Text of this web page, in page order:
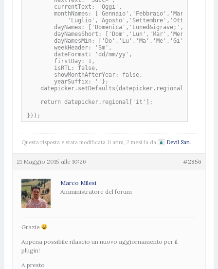
        currentText: 'Oggi',
monthNames:
dayNames:
dayNamesShort:
dayNamesMin:
        weekHeader: 'Sm',
        dateFormat: 'dd/mm/yy',
        firstDay: 1,
        isRTL: false,
        showMonthAfterYear: false,
        yearSuffix: ''};
    datepicker.setDefaults(datepicker.regional['it']);
    return datepicker.regional['it'];
}));
Questa risposta è stata modificata 11 anni, 2 mesi fa da Devil San.
21 Maggio 2015 alle 10:26 #2856
Marco Milesi
Amministratore del forum
Grazie
Appena possibile rilascio un nuovo aggiornamento per il
plugin!
A presto